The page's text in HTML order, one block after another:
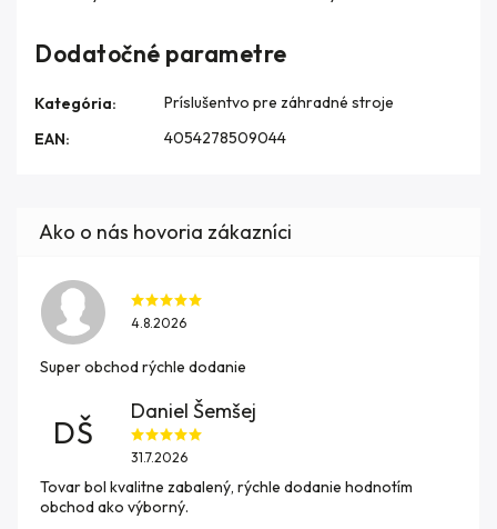
Dodatočné parametre
Kategória:
Príslušentvo pre záhradné stroje
EAN: 4054278509044
4.8.2026
Super obchod rýchle dodanie
DŠ
Daniel Šemšej
31.7.2026
Tovar bol kvalitne zabalený, rýchle dodanie hodnotím
obchod ako výborný.